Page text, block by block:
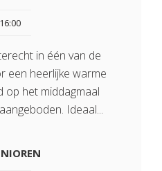
in één van de
een heerlijke warme
op het middagmaal
Ideaal...